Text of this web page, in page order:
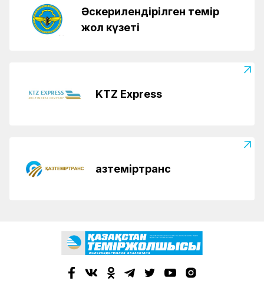
Әскерилендірілген темір
жол күзеті
KTZ Express
Қазтеміртранс